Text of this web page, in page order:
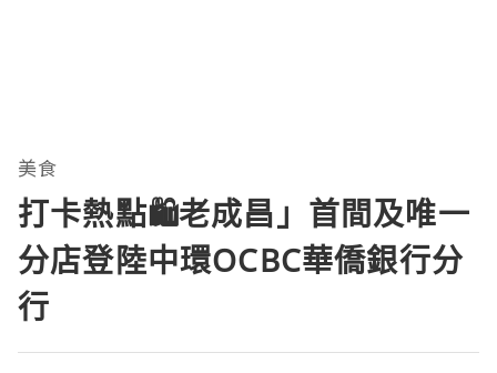
美食
打卡熱點🛍️老成昌」首間及唯一
分店登陸中環OCBC華僑銀行分
行